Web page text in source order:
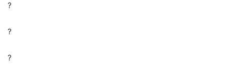
?
?
?